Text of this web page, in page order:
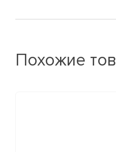
Похожие